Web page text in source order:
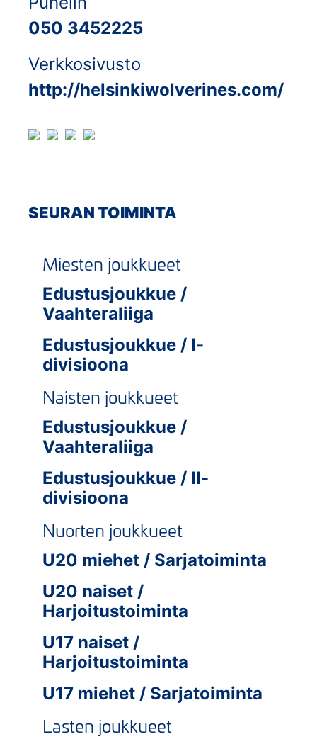
050 3452225
Verkkosivusto
http://helsinkiwolverines.com/
SEURAN TOIMINTA
Miesten joukkueet
Edustusjoukkue /
Vaahteraliiga
Edustusjoukkue / I-
divisioona
Naisten joukkueet
Edustusjoukkue /
Vaahteraliiga
Edustusjoukkue / II-
divisioona
Nuorten joukkueet
U20 miehet / Sarjatoiminta
U20 naiset /
Harjoitustoiminta
U17 naiset /
Harjoitustoiminta
U17 miehet / Sarjatoiminta
Lasten joukkueet